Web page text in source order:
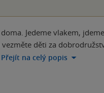
Jedeme vlakem,
děti za
Přejít na celý popis